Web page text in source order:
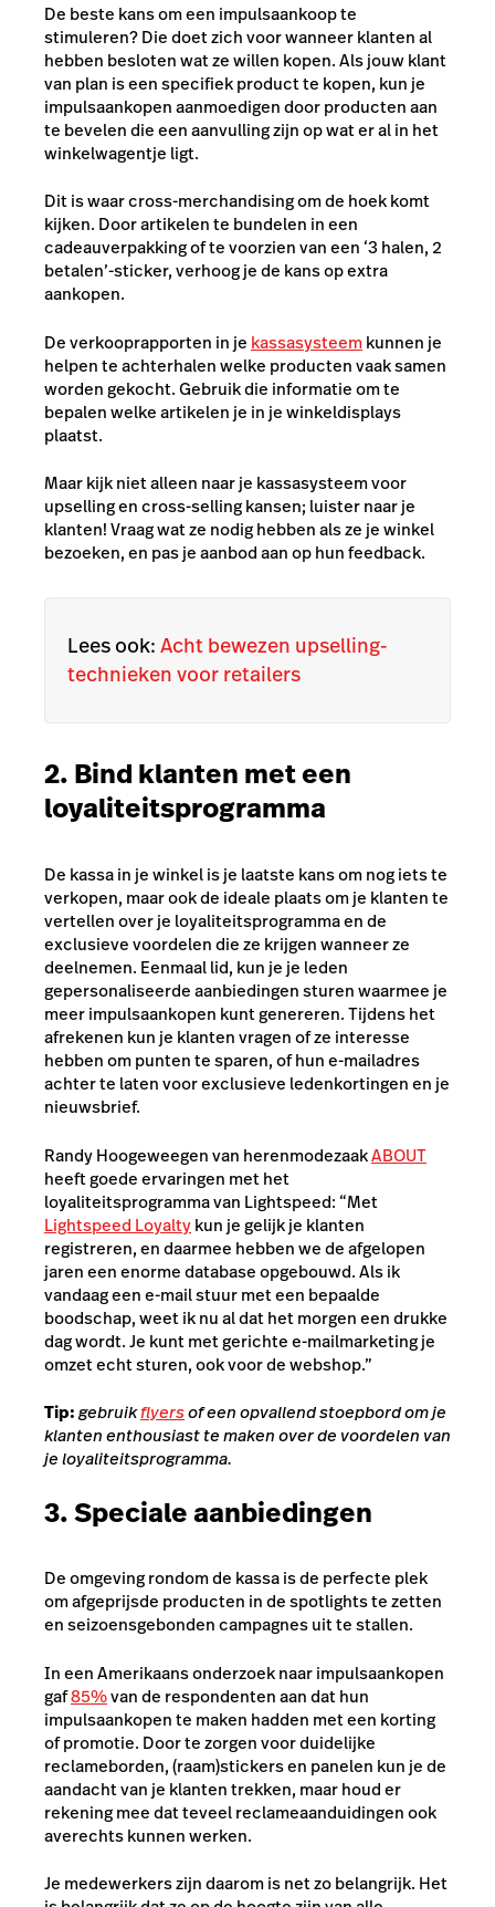
De beste kans om een impulsaankoop te
stimuleren? Die doet zich voor wanneer klanten al
hebben besloten wat ze willen kopen. Als jouw klant
van plan is een specifiek product te kopen, kun je
impulsaankopen aanmoedigen door producten aan
te bevelen die een aanvulling zijn op wat er al in het
winkelwagentje ligt.
Dit is waar cross-merchandising om de hoek komt
kijken. Door artikelen te bundelen in een
cadeauverpakking of te voorzien van een ‘3 halen, 2
betalen’-sticker, verhoog je de kans op extra
aankopen.
De verkooprapporten in je kassasysteemkunnen je
helpen te achterhalen welke producten vaak samen
worden gekocht. Gebruik die informatie om te
bepalen welke artikelen je in je winkeldisplays
plaatst.
Maar kijk niet alleen naar je kassasysteem voor
upselling en cross-selling kansen; luister naar je
klanten! Vraag wat ze nodig hebben als ze je winkel
bezoeken, en pas je aanbod aan op hun feedback.
Lees ook: Acht bewezen upselling-
technieken voor retailers
2. Bind klanten met een
loyaliteitsprogramma
De kassa in je winkel is je laatste kans om nog iets te
verkopen, maar ook de ideale plaats om je klanten te
vertellen over je loyaliteitsprogrammaen de
exclusieve voordelen die ze krijgen wanneer ze
deelnemen. Eenmaal lid, kun je je leden
gepersonaliseerde aanbiedingen sturen waarmee je
meer impulsaankopen kunt genereren. Tijdens het
afrekenen kun je klanten vragen of ze interesse
hebben om punten te sparen, of hun e-mailadres
achter te laten voor exclusieve ledenkortingen en je
nieuwsbrief.
RandyHoogeweegen van herenmodezaakABOUT
heeft goede ervaringen met het
loyaliteitsprogramma van Lightspeed: “Met
Lightspeed Loyaltykun je gelijk je klanten
registreren, en daarmee hebben we de afgelopen
jaren een enorme database opgebouwd. Als ik
vandaag een e-mail stuur met een bepaalde
boodschap, weet ik nu al dat het morgen een drukke
dag wordt. Je kunt met gerichte e-mailmarketing je
omzet echt sturen, ook voor de webshop.”
Tip:gebruikflyersof een opvallend stoepbord om je
klanten enthousiast te maken over de voordelen van
je loyaliteitsprogramma.
3. Speciale aanbiedingen
De omgeving rondom de kassa is de perfecte plek
om afgeprijsde producten in de spotlights te zetten
en seizoensgebonden campagnes uit te stallen.
In een Amerikaans onderzoek naar impulsaankopen
gaf85%van de respondenten aan dat hun
impulsaankopen te maken hadden met een korting
of promotie. Door te zorgen voor duidelijke
reclameborden, (raam)stickers en panelen kun je de
aandacht van je klanten trekken, maar houd er
rekening mee dat teveel reclameaanduidingen ook
averechts kunnen werken.
Je medewerkers zijn daarom is net zo belangrijk. Het